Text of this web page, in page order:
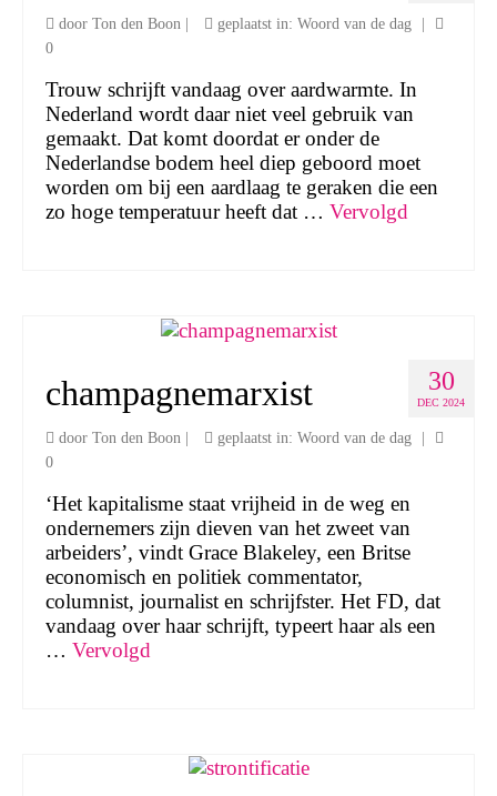
door Ton den Boon geplaatst in: Woord van de dag
0
Trouw schrijft vandaag over aardwarmte. In
Nederland wordt daar niet veel gebruik van
gemaakt. Dat komt doordat er onder de
Nederlandse bodem heel diep geboord moet
worden om bij een aardlaag te geraken die een
zo hoge temperatuur heeft dat … Vervolgd
30
DEC 2024
champagnemarxist
door Ton den Boon | geplaatst in: Woord van de dag
|
0
‘Het kapitalisme staat vrijheid in de weg en
ondernemers zijn dieven van het zweet van
arbeiders’, vindt Grace Blakeley, een Britse
economisch en politiek commentator,
columnist, journalist en schrijfster. Het FD, dat
vandaag over haar schrijft, typeert haar als een
… Vervolgd